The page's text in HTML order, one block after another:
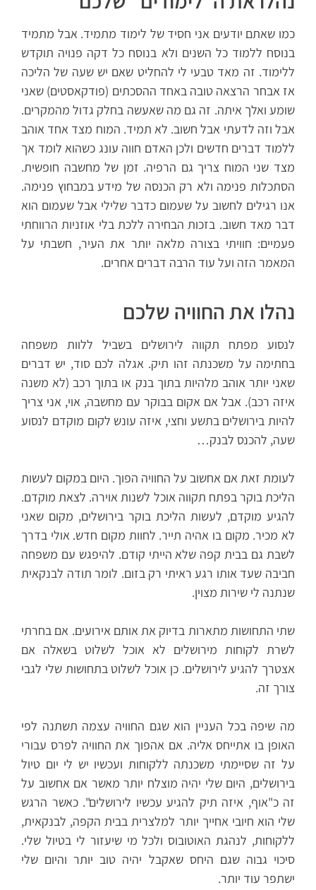
כמו שאתם יודעים אני חסיד של לימוד מתמיד. אבל מתמיד
בנוסח ללמוד כל השנים ולא בנוסח כל דקה פנויה תוקדש
ללימוד. זה מאד טבעי לי להחליט שאם יש שעה של הליכה
אז אבחר הרצאה טובה באחד ההסכתים (פודקאסטים) שאני
שומע ואלך איתה. זה גם מה שאעשה בחלק גדול מהמקרים.
אבל וזה לדעתי אבל חשוב. לא תמיד. המוח מצד אחד אוהב
ללמוד דברים חדשים ולכן האדם חווה עונג כשהוא לומד אך
מצד שני המוח צריך גם הרפיה. זמן של מחשבה חופשית.
הסתכלות פנימה ולא רק הכנסה של מידע במבחוץ פנימה.
אנו רגילים לחשוב על שעמום כדבר שלילי אבל שעמום הוא
דבר מאד חשוב. בזכות הבחירה ללכת בלי אוזניות הרווחתי
פעמיים: חוויתי בצורה מלאה יותר את העיר, חשבתי על
המאמר הזה ועל עוד הרבה דברים אחרים.
נהלו את החוויה שלכם
לנסוע מפתח תקווה לירושלים בשביל ללוות משפחה
בחתימה על משכנתה זהו תיק. אגלה לכם סוד, יש דברים
שאני יותר אוהב מלהיות בתוך בנק או בתוך רכב (לא משנה
איזה רכב). אבל אם אקום בבוקר עם מחשבה, אוי, אני צריך
להיות בירושלים בתשע וחצי, איזה עונש לקום מוקדם לנסוע
שעה, להכנס לבנק…
לעומת זאת אם אחשוב על החוויה הפוך. היום במקום לעשות
הליכת בוקר בפתח תקווה אוכל לשנות אוירה. לצאת מוקדם.
להגיע מוקדם, לעשות הליכת בוקר בירושלים, מקום שאני
לא מכיר. מקום בו אהיה תייר. לחוות מקום חדש. אולי בדרך
לשבת גם בבית קפה שלא הייתי קודם. להיפגש עם משפחה
חביבה שעד אותו רגע ראיתי רק בזום. לומר תודה לבנקאית
שנתנה לי שירות מצוין.
שתי התחושות מתארות בדיוק את אותם אירועים. אם בחרתי
לשרת לקוחות מירושלים לא אוכל לשלוט בשאלה אם
אצטרך להגיע לירושלים. כן אוכל לשלוט בתחושות שלי לגבי
צורך זה.
מה שיפה בכל העניין הוא שגם החוויה עצמה תשתנה לפי
האופן בו אתייחס אליה. אם אהפוך את החוויה לפרס עבורי
על זה שסיימתי משכנתה ללקוחות ועכשיו יש לי יום טיול
בירושלים, היום שלי יהיה מוצלח יותר מאשר אם אחשוב על
זה כ"אוף, איזה תיק להגיע עכשיו לירושלים". כאשר הרגש
שלי הוא חיובי אחייך יותר למלצרית בבית הקפה, לבנקאית,
ללקוחות, לנהגת האוטובוס ולכל מי שיעזור לי בטיול שלי.
סיכוי גבוה שגם היחס שאקבל יהיה טוב יותר והיום שלי
ישתפר עוד יותר.